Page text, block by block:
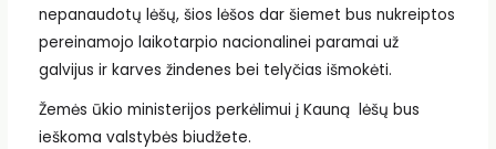
nepanaudotų lėšų, šios lėšos dar šiemet bus nukreiptos
pereinamojo laikotarpio nacionalinei paramai už
galvijus ir karves žindenes bei telyčias išmokėti.
Žemės ūkio ministerijos perkėlimui į Kauną lėšų bus
ieškoma valstybės biudžete.